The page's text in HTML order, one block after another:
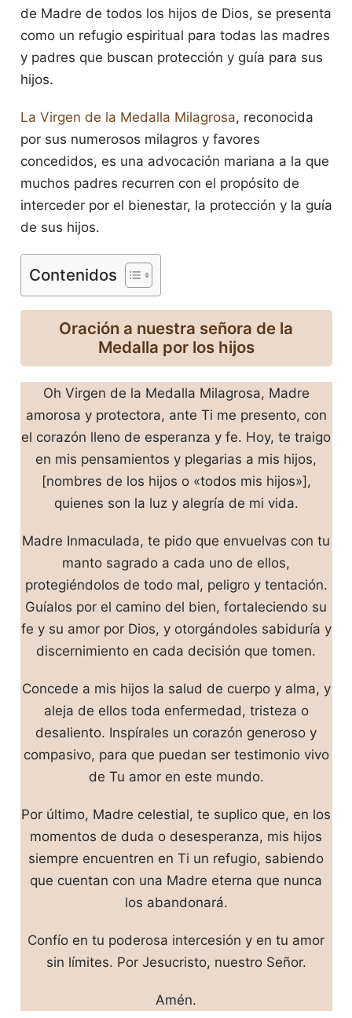
de Madre de todos los hijos de Dios, se presenta
como un refugio espiritual para todas las madres
y padres que buscan protección y guía para sus
hijos.
La Virgen de la Medalla Milagrosa, reconocida
por sus numerosos milagros y favores
concedidos, es una advocación mariana a la que
muchos padres recurren con el propósito de
interceder por el bienestar, la protección y la guía
de sus hijos.
Contenidos
Oración a nuestra señora de la
Medalla por los hijos
Oh Virgen de la Medalla Milagrosa, Madre
amorosa y protectora, ante Ti me presento, con
el corazón lleno de esperanza y fe. Hoy, te traigo
en mis pensamientos y plegarias a mis hijos,
[nombres de los hijos o «todos mis hijos»],
quienes son la luz y alegría de mi vida.
Madre Inmaculada, te pido que envuelvas con tu
manto sagrado a cada uno de ellos,
protegiéndolos de todo mal, peligro y tentación.
Guíalos por el camino del bien, fortaleciendo su
fe y su amor por Dios, y otorgándoles sabiduría y
discernimiento en cada decisión que tomen.
Concede a mis hijos la salud de cuerpo y alma, y
aleja de ellos toda enfermedad, tristeza o
desaliento. Inspírales un corazón generoso y
compasivo, para que puedan ser testimonio vivo
de Tu amor en este mundo.
Por último, Madre celestial, te suplico que, en los
momentos de duda o desesperanza, mis hijos
siempre encuentren en Ti un refugio, sabiendo
que cuentan con una Madre eterna que nunca
los abandonará.
Confío en tu poderosa intercesión y en tu amor
sin límites. Por Jesucristo, nuestro Señor.
Amén.